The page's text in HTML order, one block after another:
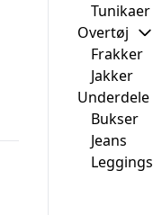
Tunikaer
Overtøj
Frakker
Jakker
Underdele
Bukser
Jeans
Leggings